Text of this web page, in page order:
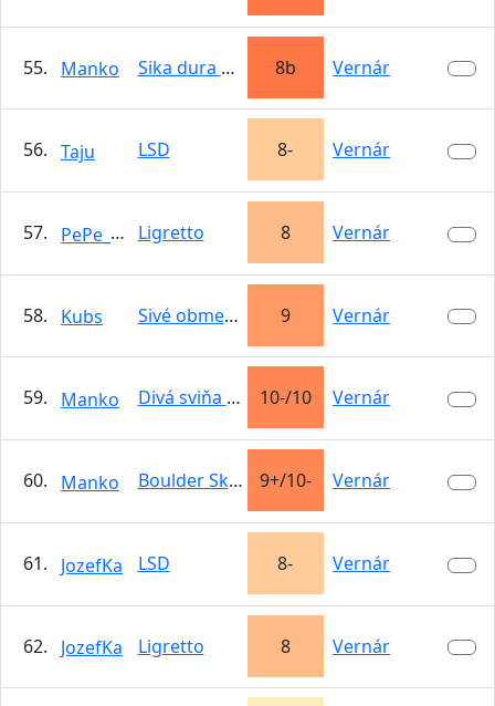
55. Manko Sika dura dura 8b Vernár
56. Taju LSD 8- Vernár
57. PePe_Lopez Ligretto 8 Vernár
58. Kubs Sivé obmedzenia 9 Vernár
59. Manko Divá sviňa na PP 10-/10 Vernár
60. Manko Boulder Skok 9+/10- Vernár
61. JozefKa LSD 8- Vernár
62. JozefKa Ligretto 8 Vernár